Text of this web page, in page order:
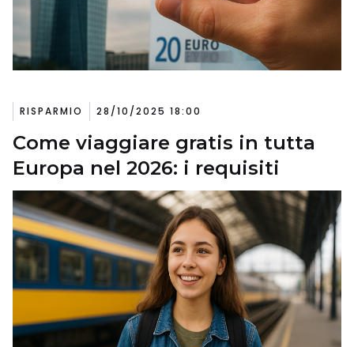
RISPARMIO 28/10/2025 18:00
Come viaggiare gratis in tutta
Europa nel 2026: i requisiti